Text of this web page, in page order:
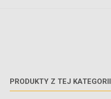
PRODUKTY Z TEJ KATEGORII